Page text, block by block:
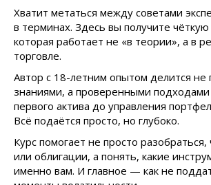
Хватит метаться между советами
в терминах. Здесь вы получите чёткую
которая работает не «в теории», а в
торговле.
Автор с 18-летним опытом делится не
знаниями, а проверенными
первого актива до управления
Всё подаётся просто, но глубоко.
Курс помогает не просто разобраться,
или облигации, а понять, какие
именно вам. И главное — как не